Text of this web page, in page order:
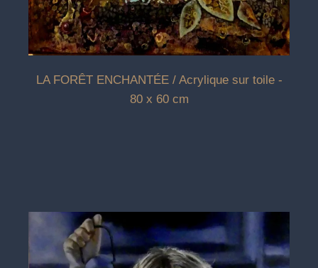
LA FORÊT ENCHANTÉE / Acrylique sur toile -
80 x 60 cm